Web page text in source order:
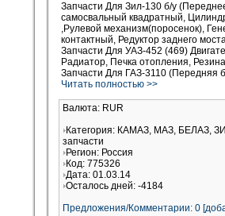
Запчасти Для Зил-130 б/у
самосвальный квадратный,
,Рулевой механизм(поросенок),
контактный, Редуктор заднего
Запчасти Для УАЗ-452 (469)
Радиатор, Печка отопления,
Запчасти Для ГАЗ-3110 (Передняя
Читать полностью >>
Валюта: RUR
Категория: КАМАЗ, МАЗ, БЕЛАЗ,
запчасти
Регион: Россия
Код: 775326
Дата: 01.03.14
Осталось дней: -4184
Предложения/Комментарии: 0